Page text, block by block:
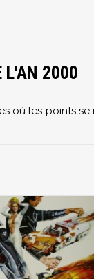
L'AN 2000
où les points